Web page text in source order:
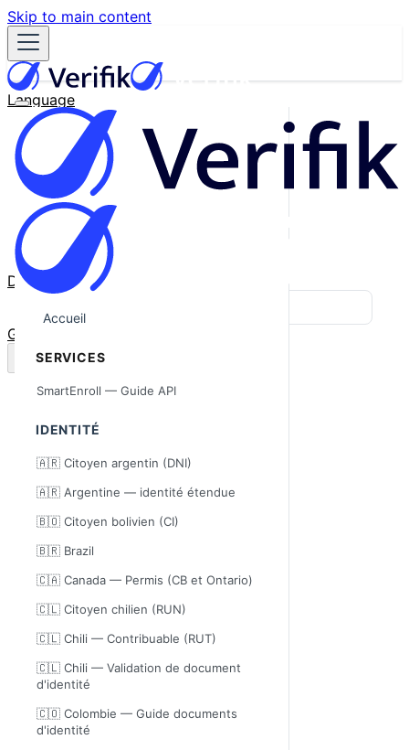
Skip to main content
Language
English
Español
Français
Português
한국어
日本語
中文
Docs
GitHub
Accueil
SERVICES
SmartEnroll — Guide API
IDENTITÉ
🇦🇷 Citoyen argentin (DNI)
🇦🇷 Argentine — identité étendue
🇧🇴 Citoyen bolivien (CI)
🇧🇷 Brazil
🇨🇦 Canada — Permis (CB et Ontario)
🇨🇱 Citoyen chilien (RUN)
🇨🇱 Chili — Contribuable (RUT)
🇨🇱 Chili — Validation de document
d'identité
🇨🇴 Colombie — Guide documents
d'identité